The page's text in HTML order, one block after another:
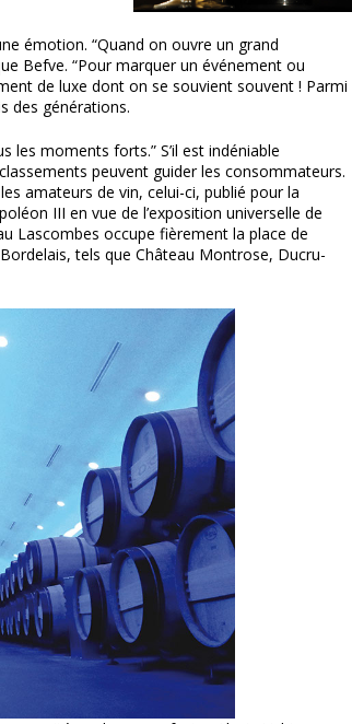
émotion. “Quand on ouvre un grand
Befve. “Pour marquer un événement ou
de luxe dont on se souvient souvent ! Parmi
des générations.
moments forts.” S’il est indéniable
peuvent guider les consommateurs.
amateurs de vin, celui-ci, publié pour la
III en vue de l’exposition universelle de
Lascombes occupe fièrement la place de
tels que Château Montrose, Ducru-